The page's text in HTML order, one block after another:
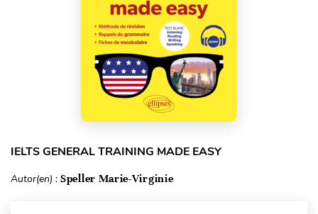
IELTS GENERAL TRAINING MADE EASY
Autor(en) : Speller Marie-Virginie